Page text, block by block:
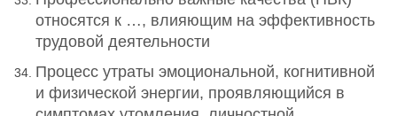
относятся к …, влияющим на эффективность
трудовой деятельности
Процесс утраты эмоциональной, когнитивной
и физической энергии, проявляющийся в